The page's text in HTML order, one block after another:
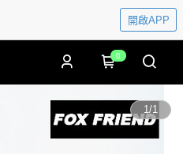
開啟APP
0
1/1